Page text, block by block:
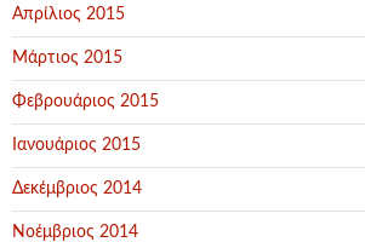
Απρίλιος 2015
Μάρτιος 2015
Φεβρουάριος 2015
Ιανουάριος 2015
Δεκέμβριος 2014
Νοέμβριος 2014